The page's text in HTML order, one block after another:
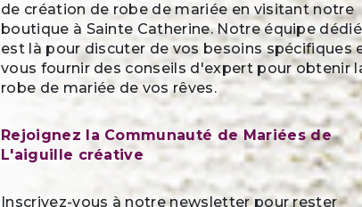
de création de robe de mariée en visitant notre
boutique à Sainte Catherine. Notre équipe
est là pour discuter de vos besoins spécifiques
vous fournir des conseils d'expert pour obtenir
robe de mariée de vos rêves.
Rejoignez la Communauté de Mariées de
L'aiguille créative
Inscrivez-vous à notre newsletter pour rester